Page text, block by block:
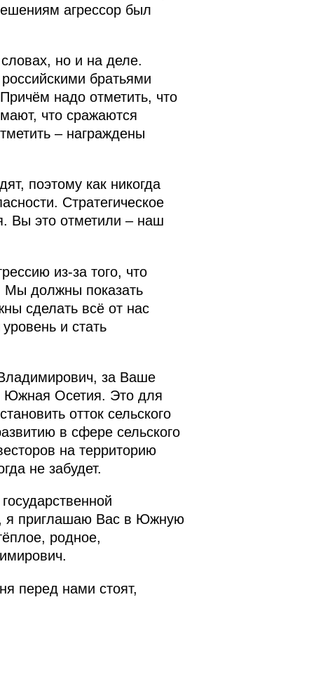
агрессор был
но и на деле.
братьями
надо отметить, что
что сражаются
– награждены
поэтому как никогда
Стратегическое
Вы это отметили – наш
из-за того, что
Мы должны показать
сделать всё от нас
и стать
за Ваше
Южная Осетия. Это для
отток сельского
в сфере сельского
на территорию
не забудет.
я приглашаю Вас в Южную
родное,
перед нами стоят,